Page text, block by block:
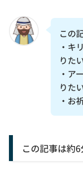
この
・キ
りた
・ア
りた
・お
この記事は約6